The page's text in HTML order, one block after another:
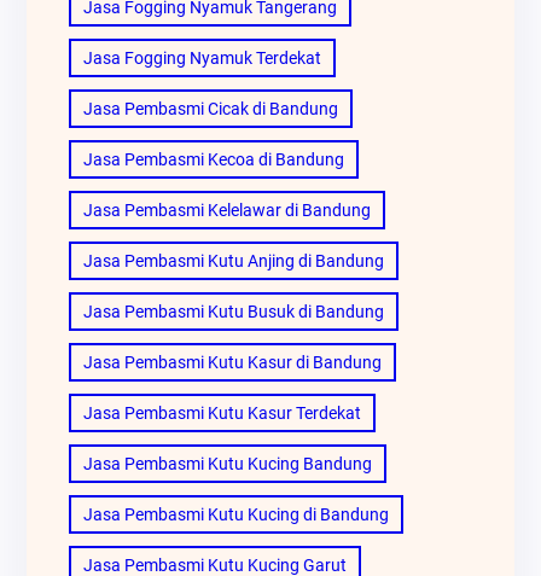
Jasa Fogging Nyamuk Tangerang
Jasa Fogging Nyamuk Terdekat
Jasa Pembasmi Cicak di Bandung
Jasa Pembasmi Kecoa di Bandung
Jasa Pembasmi Kelelawar di Bandung
Jasa Pembasmi Kutu Anjing di Bandung
Jasa Pembasmi Kutu Busuk di Bandung
Jasa Pembasmi Kutu Kasur di Bandung
Jasa Pembasmi Kutu Kasur Terdekat
Jasa Pembasmi Kutu Kucing Bandung
Jasa Pembasmi Kutu Kucing di Bandung
Jasa Pembasmi Kutu Kucing Garut